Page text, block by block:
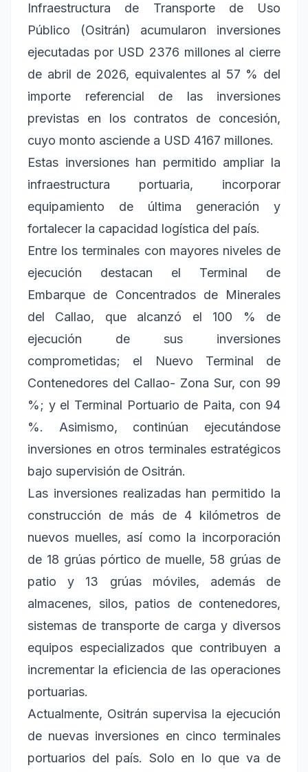
Infraestructura de Transporte de Uso
Público (Ositrán) acumularon inversiones
ejecutadas por USD 2376 millones al cierre
de abril de 2026, equivalentes al 57 % del
importe referencial de las inversiones
previstas en los contratos de concesión,
cuyo monto asciende a USD 4167 millones.
Estas inversiones han permitido ampliar la
infraestructura portuaria, incorporar
equipamiento de última generación y
fortalecer la capacidad logística del país.
Entre los terminales con mayores niveles de
ejecución destacan el Terminal de
Embarque de Concentrados de Minerales
del Callao, que alcanzó el 100 % de
ejecución de sus inversiones
comprometidas; el Nuevo Terminal de
Contenedores del Callao- Zona Sur, con 99
%; y el Terminal Portuario de Paita, con 94
%. Asimismo, continúan ejecutándose
inversiones en otros terminales estratégicos
bajo supervisión de Ositrán.
Las inversiones realizadas han permitido la
construcción de más de 4 kilómetros de
nuevos muelles, así como la incorporación
de 18 grúas pórtico de muelle, 58 grúas de
patio y 13 grúas móviles, además de
almacenes, silos, patios de contenedores,
sistemas de transporte de carga y diversos
equipos especializados que contribuyen a
incrementar la eficiencia de las operaciones
portuarias.
Actualmente, Ositrán supervisa la ejecución
de nuevas inversiones en cinco terminales
portuarios del país. Solo en lo que va de